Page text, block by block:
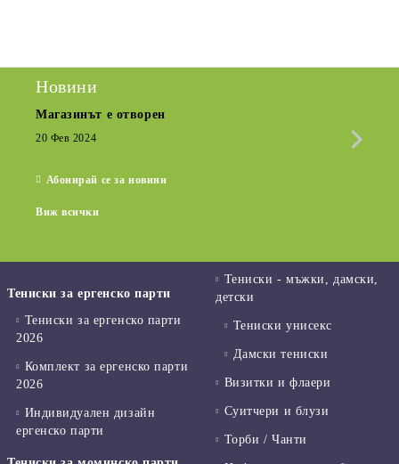
Новини
Магазинът е отворен
20 Фев 2024
Абонирай се за новини
Виж всички
Тениски за ергенско парти
Тениски за ергенско парти
2026
Комплект за ергенско парти
2026
Индивидуален дизайн
ергенско парти
Тениски - мъжки, дамски,
детски
Тениски унисекс
Дамски тениски
Визитки и флаери
Суитчери и блузи
Торби / Чанти